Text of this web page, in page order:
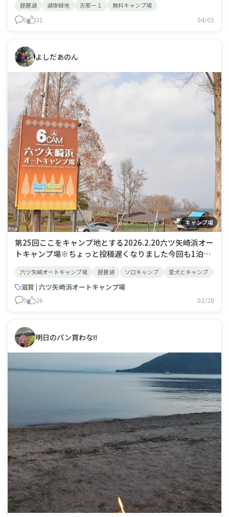
ない場所もあり場所によっては完全無料という神サービ
ス。我が家が行った志那ー１は駐車場代が２４時間１００
琵琶湖 湖岸緑地 志那ー１ 無料キャンプ場
0 31 04/05
よしだあのん
キャンプ場
第25回ここをキャンプ地とする2026.2.20六ツ矢崎浜オー
トキャンプ場※ちょっと投稿遅くなりました今回も1泊天
ライト2をチョイス設営後のおやつは近江名物丁稚ようか
んと高島カステラ竹皮に包んで蒸されたモッチリようかん
カステラで挟んでシベリア風甘さ
六ツ矢崎オートキャンプ場 琵琶湖 ソロキャンプ 愛犬とキャンプ
滋賀 | 六ツ矢崎浜オートキャンプ場
5 26 02/28
明日のパン買わな!!